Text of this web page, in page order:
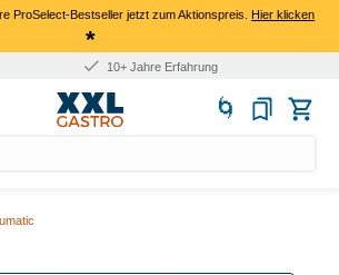
ProSelect-Bestseller jetzt zum Aktionspreis.Hier klicken
*
10+ Jahre Erfahrung